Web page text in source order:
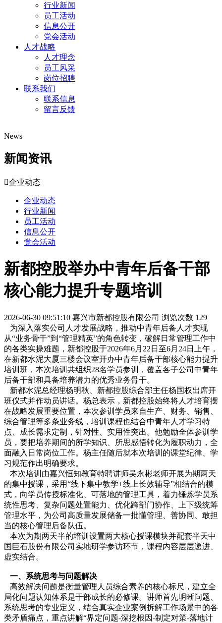
行业新闻
员工活动
信息公开
党会活动
人才战略
人才理念
员工风采
岗位招聘
联系我们
联系信息
留言反馈
News
新闻资讯
企业动态
企业动态
行业新闻
员工活动
信息公开
党会活动
新都控股举办中青年后备干部
核心能力提升专题培训
2026-06-30 09:51:10 嘉兴市新都控股有限公司 浏览次数 129
为深入落实公司人才发展战略，推动中青年后备人才实现
从“业务骨干”到“管理精英”的角色转变，破解日常管理工作中
的各类实操难题，新都控股于2026年6月22日至6月24日上午，
在新都水泥大厦三楼会议室开办中青年后备干部核心能力提升
培训班，本次培训共组织28名学员参训，覆盖各子公司中青年
后备干部和具备培养潜力的优秀业务骨干。
新都水泥总经理杨明秋、新都控股综合部主任杨国权出席开
班仪式并作动员讲话。杨总表示，新都控股始终将人才培育摆
在战略发展重要位置，本次参训学员来自生产、财务、销售、
综合管理等多条业务线，培训课程也结合中青年人才学习特
点、成长需求定制，针对性、实用性突出。他勉励全体参训学
员，要把培养期间的所学知识、所思感悟转化为履职动力，全
面融入日常岗位工作。杨主任随后就本次培训的课堂纪律、学
习规范作出明确要求。
本次培训由嘉兴恒知教育特聘讲师吴永彬老师开展为期两天
的集中授课，采用“线下集中教学+线上长效辅导”相结合的模
式，向学员传授标准化、可落地的管理工具，着力锤炼学员系
统性思考、复杂问题处置能力、优化跨部门协作、上下级统筹
管理水平，为公司高质量发展储备一批懂管理、善协同、敢担
当的核心管理后备队伍。
本次为期两天半的培训设置两大核心授课模块并配套半天中
国巨石股份有限公司实地研学参访环节，课程内容层层递进、
虚实结合。
一、系统思考与问题解决
高效解决问题是衡量管理人员综合素养的核心标尺，建立全
局化问题认知体系是干部成长的必修课。讲师首先明晰问题、
系统思考的专业定义，结合真实企业案例拆解工作场景中的各
类矛盾痛点，重点讲解“界定问题-深挖根因-制定对策-落地计